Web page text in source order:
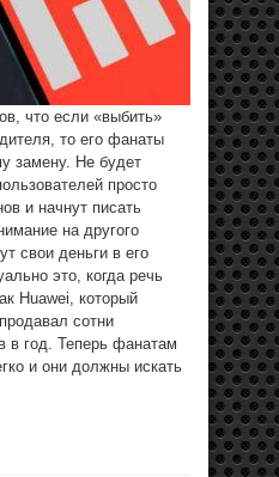
что если «выбить»
то его фанаты
замену. Не будет
просто
и начнут писать
на другого
свои деньги в его
это, когда речь
Huawei, который
сотни
в год. Теперь фанатам
и они должны искать